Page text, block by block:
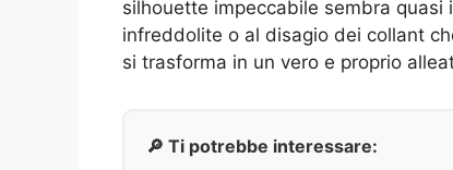
silhouette impeccabile sembra
infreddolite o al disagio dei collant
si trasforma in un vero e proprio
🔎 Ti potrebbe interessare: